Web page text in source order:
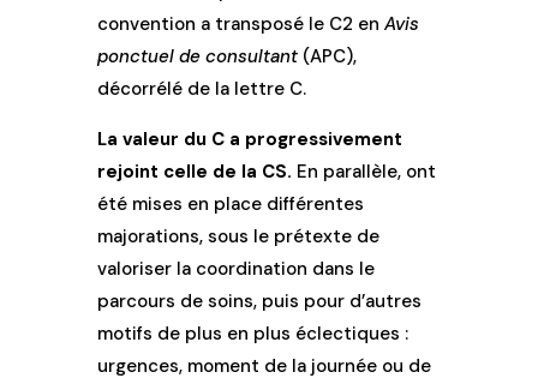
convention a transposé le C2 en Avis
ponctuel de consultant(APC),
décorrélé de la lettre C.
La valeur du C a progressivement
rejoint celle de la CS. En parallèle, ont
été mises en place différentes
majorations, sous le prétexte de
valoriser la coordination dans le
parcours de soins, puis pour d’autres
motifs de plus en plus éclectiques :
urgences, moment de la journée ou de